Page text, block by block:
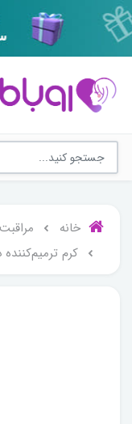
خانه
کرم ترمیم‌کننده دکتر